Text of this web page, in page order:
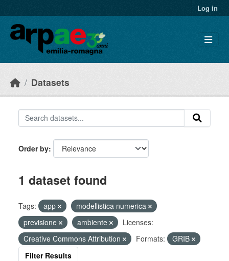
Log in
Datasets
Order by
1 dataset found
Tags: app
modellistica numerica
previsione
ambiente
Licenses:
Creative Commons Attribution
Formats:
GRIB
Filter Results